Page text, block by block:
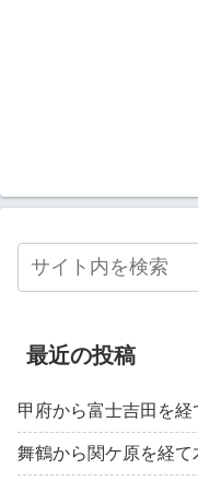
最近の投稿
甲府から富士吉田を
舞鶴から関ケ原を経て